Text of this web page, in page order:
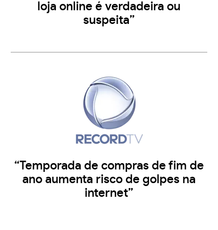
loja online é verdadeira ou
suspeita”
“Temporada de compras de fim de
ano aumenta risco de golpes na
internet”